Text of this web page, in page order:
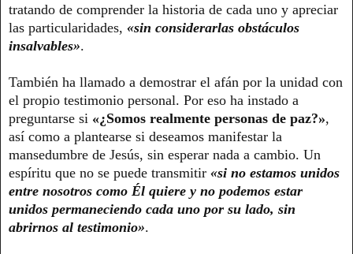
tratando de comprender la historia de cada uno y apreciar
las particularidades, «sin considerarlas obstáculos
insalvables».
También ha llamado a demostrar el afán por la unidad con
el propio testimonio personal. Por eso ha instado a
preguntarse si «¿Somos realmente personas de paz?»,
así como a plantearse si deseamos manifestar la
mansedumbre de Jesús, sin esperar nada a cambio. Un
espíritu que no se puede transmitir «si no estamos unidos
entre nosotros como Él quiere y no podemos estar
unidos permaneciendo cada uno por su lado, sin
abrirnos al testimonio».